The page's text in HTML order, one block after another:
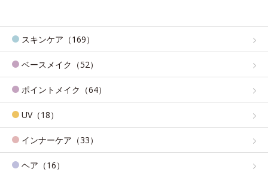
スキンケア（169）
ベースメイク（52）
ポイントメイク（64）
UV（18）
インナーケア（33）
ヘア（16）